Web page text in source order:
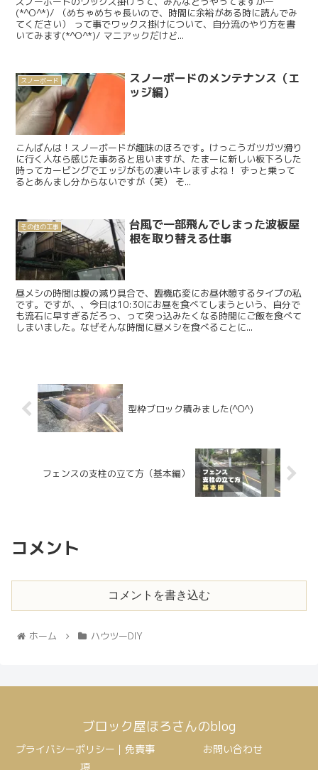
(*^O^*)/ （めちゃめちゃ長いので、時間に余裕がある時に読んでみ
てください） って事でワックス掛けについて、自分流のやり方を書
いてみます(*^O^*)/ マニアックだけど...
スノーボード
スノーボードのメンテナンス（エ
ッジ編）
こんばんは！スノーボードが趣味のほろです。けっこうガツガツ滑り
に行く人なら感じた事あると思いますが、たまーに新しい板下ろした
時ってカービングでエッジがもの凄いキレますよね！ ずっと乗って
るとあんまし分からないですが（笑） そ...
その他の工事
台風で一部飛んでしまった波板屋
根を取り替える仕事
昼メシの時間は腹の減り具合で、臨機応変にお昼休憩するタイプの私
です。ですが、、今日は10:30にお昼を食べてしまうという、自分で
も流石に早すぎるだろっ、って突っ込みたくなる時間にご飯を食べて
しまいました。なぜそんな時間に昼メシを食べることに...
型枠ブロック積みました(^O^)
フェンスの支柱の立て方（基本編）
コメント
コメントを書き込む
ホーム ハウツーDIY
ブロック屋ほろさんのblog
プライバシーポリシー｜免責事
項
お問い合わせ